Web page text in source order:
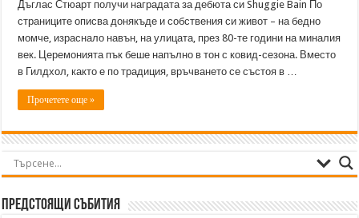
Дъглас Стюарт получи наградата за дебюта си Shuggie Bain По
страниците описва донякъде и собствения си живот – на бедно
момче, израснало навън, на улицата, през 80-те години на миналия
век. Церемонията пък беше напълно в тон с ковид-сезона. Вместо
в Гилдхол, както е по традиция, връчването се състоя в …
Прочетете още »
Предстоящи събития